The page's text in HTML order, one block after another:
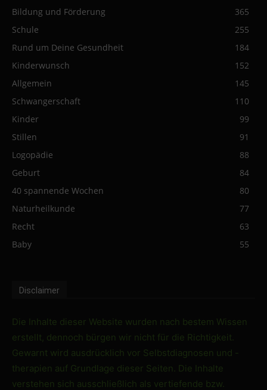
Bildung und Förderung
365
Schule
255
Rund um Deine Gesundheit
184
Kinderwunsch
152
Allgemein
145
Schwangerschaft
110
Kinder
99
Stillen
91
Logopädie
88
Geburt
84
40 spannende Wochen
80
Naturheilkunde
77
Recht
63
Baby
55
Disclaimer
Die Inhalte dieser Website wurden nach bestem Wissen
erstellt, dennoch bürgen wir nicht für die Richtigkeit.
Gewarnt wird ausdrücklich vor Selbstdiagnosen und -
therapien auf Grundlage dieser Seiten. Die Inhalte
verstehen sich ausschließlich als vertiefende bzw.